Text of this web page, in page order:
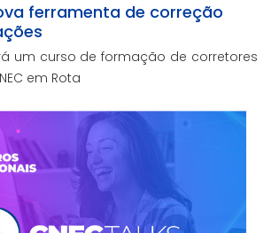
ferramenta de correção
um curso de formação de corretores
em Rota